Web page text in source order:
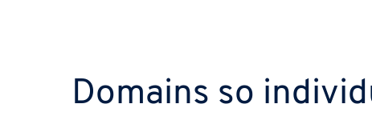
Domains so